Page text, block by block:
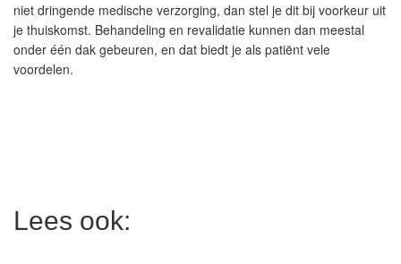
niet dringende medische verzorging, dan stel je dit bij voorkeur uit
je thuiskomst. Behandeling en revalidatie kunnen dan meestal
onder één dak gebeuren, en dat biedt je als patiënt vele
voordelen.
Lees ook: